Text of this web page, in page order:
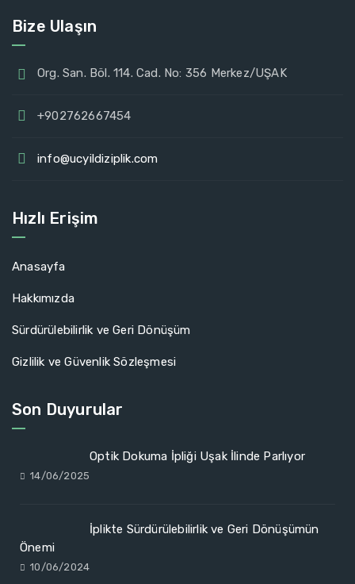
Bize Ulaşın
Org. San. Böl. 114. Cad. No: 356 Merkez/UŞAK
+902762667454
info@ucyildiziplik.com
Hızlı Erişim
Anasayfa
Hakkımızda
Sürdürülebilirlik ve Geri Dönüşüm
Gizlilik ve Güvenlik Sözleşmesi
Son Duyurular
Optik Dokuma İpliği Uşak İlinde Parlıyor
14/06/2025
İplikte Sürdürülebilirlik ve Geri Dönüşümün
Önemi
10/06/2024